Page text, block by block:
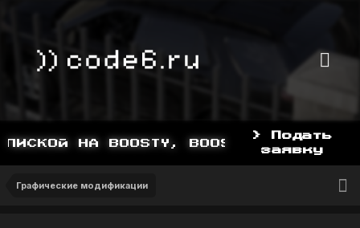
НА BOOSTY, BOOSTY.TO/YDDY
> Подать
заявку
Графические модификации